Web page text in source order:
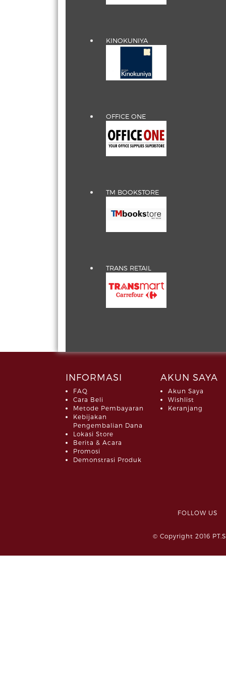
KINOKUNIYA
OFFICE ONE
TM BOOKSTORE
TRANS RETAIL
INFORMASI
FAQ
Cara Beli
Metode Pembayaran
Kebijakan
Pengembalian Dana
Lokasi Store
Berita & Acara
Promosi
Demonstrasi Produk
AKUN SAYA
Akun Saya
Wishlist
Keranjang
FOLLOW
© Copyright 2016